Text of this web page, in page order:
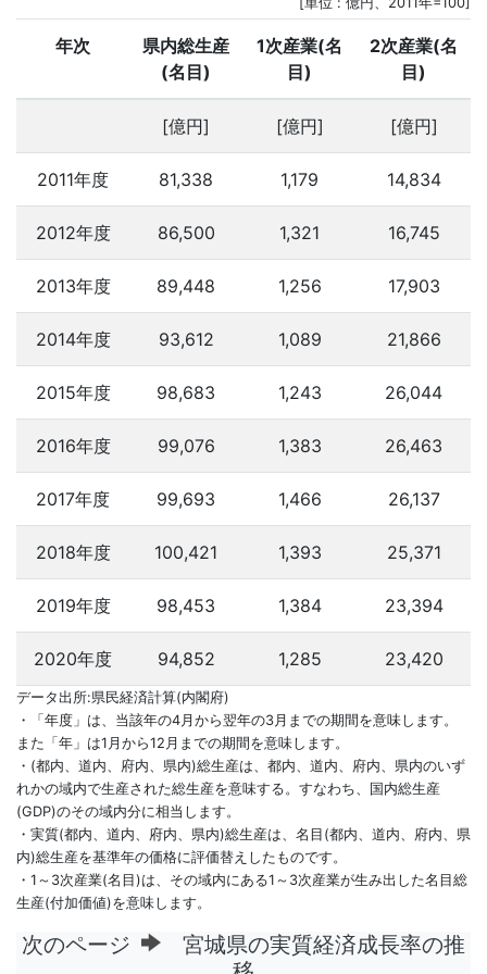
年次
県内総生産
(名目)
1次産業(名
目)
2次産業(名
目)
[億円] [億円] [億円]
2011年度 81,338 1,179 14,834
2012年度 86,500 1,321 16,745
2013年度 89,448 1,256 17,903
2014年度 93,612 1,089 21,866
2015年度 98,683 1,243 26,044
2016年度 99,076 1,383 26,463
2017年度 99,693 1,466 26,137
2018年度 100,421 1,393 25,371
2019年度 98,453 1,384 23,394
2020年度 94,852 1,285 23,420
データ出所:県民経済計算(内閣府)
・「年度」は、当該年の4月から翌年の3月までの期間を意味します。
また「年」は1月から12月までの期間を意味します。
・(都内、道内、府内、県内)総生産は、都内、道内、府内、県内のいず
れかの域内で生産された総生産を意味する。すなわち、国内総生産
(GDP)のその域内分に相当します。
・実質(都内、道内、府内、県内)総生産は、名目(都内、道内、府内、県
内)総生産を基準年の価格に評価替えしたものです。
・1～3次産業(名目)は、その域内にある1～3次産業が生み出した名目総
生産(付加価値)を意味します。
次のページ
宮城県の実質経済成長率の推